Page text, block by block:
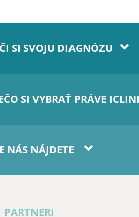
SI SVOJU DIAGNÓZU
SI VYBRAŤ PRÁVE
NÁS NÁJDETE
PARTNERI